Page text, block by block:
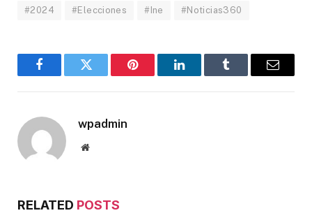
#2024 #Elecciones #Ine #Noticias360
FacebookTwitter Pinterest LinkedInTumblr Email
wpadmin
Website
RELATED POSTS